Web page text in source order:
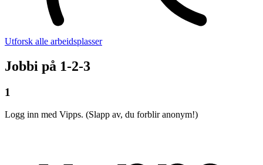
Utforsk alle arbeidsplasser
Jobbi på 1-2-3
1
Logg inn med Vipps. (Slapp av, du forblir anonym!)